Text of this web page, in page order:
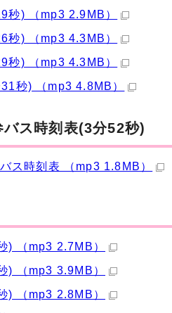
秒) （mp3 2.9MB）
秒) （mp3 4.3MB）
秒) （mp3 4.3MB）
秒) （mp3 4.8MB）
ス時刻表(3分52秒)
ス時刻表 （mp3 1.8MB）
) （mp3 2.7MB）
) （mp3 3.9MB）
) （mp3 2.8MB）